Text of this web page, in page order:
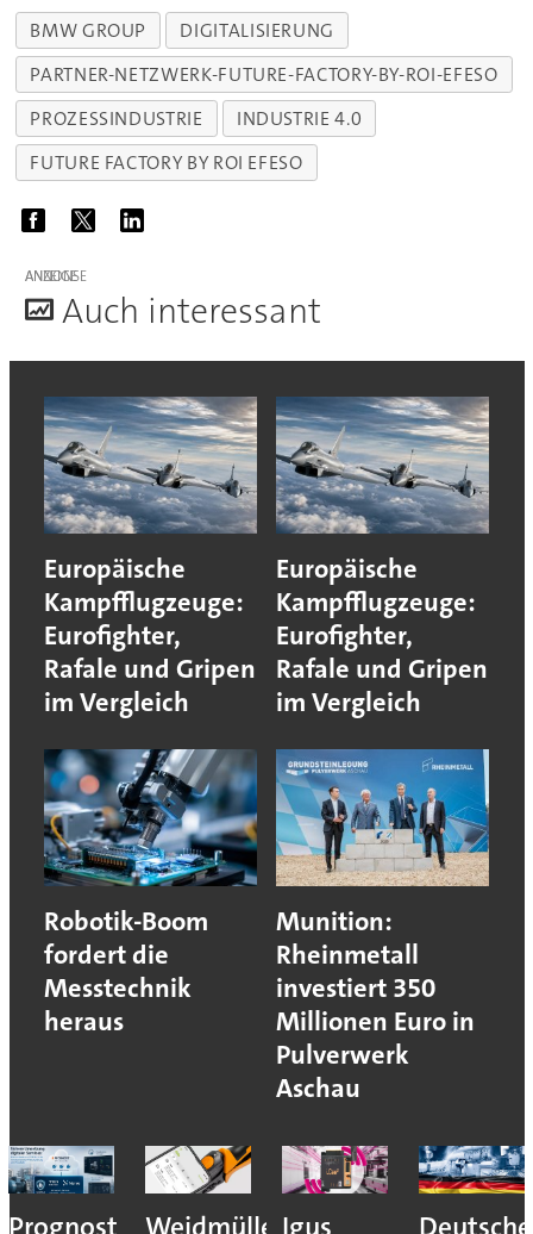
BMW GROUP
DIGITALISIERUNG
PARTNER-NETZWERK-FUTURE-FACTORY-BY-ROI-EFESO
PROZESSINDUSTRIE
INDUSTRIE 4.0
FUTURE FACTORY BY ROI EFESO
ANZEIGE
Auch interessant
Europäische
Kampfflugzeuge:
Eurofighter,
Rafale und Gripen
im Vergleich
Europäische
Kampfflugzeuge:
Eurofighter,
Rafale und Gripen
im Vergleich
Robotik-Boom
fordert die
Messtechnik
heraus
Munition:
Rheinmetall
investiert 350
Millionen Euro in
Pulverwerk
Aschau